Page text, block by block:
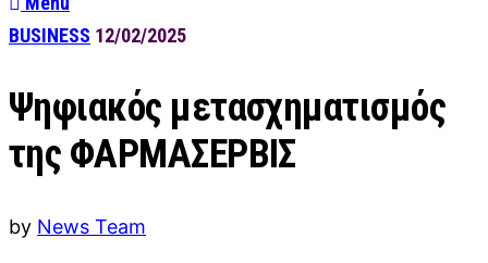
BUSINESS 12/02/2025
Ψηφιακός μετασχηματισμός
της ΦΑΡΜΑΣΕΡΒΙΣ
by News Team